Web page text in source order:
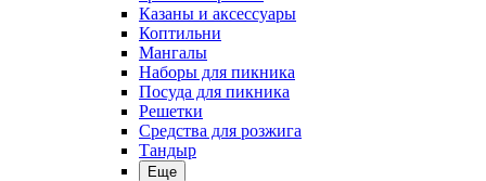
Казаны и аксессуары
Коптильни
Мангалы
Наборы для пикника
Посуда для пикника
Решетки
Средства для розжига
Тандыр
Еще